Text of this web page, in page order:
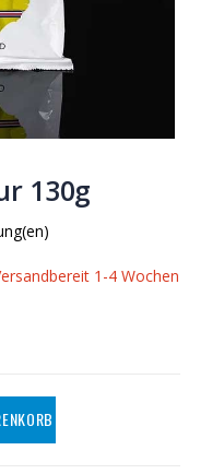
130g
1-4 Wochen